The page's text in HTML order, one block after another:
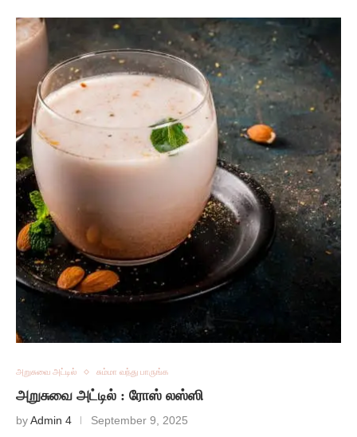
அறுசுவை அட்டில் சும்மா வந்து பாருங்க
அறுசுவை அட்டில் : ரோஸ் லஸ்ஸி
byAdmin 4 September 9, 2025